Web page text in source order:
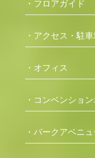
・フロアガイド
・アクセス・駐
・オフィス
・コンベンショ
・パークアベニ